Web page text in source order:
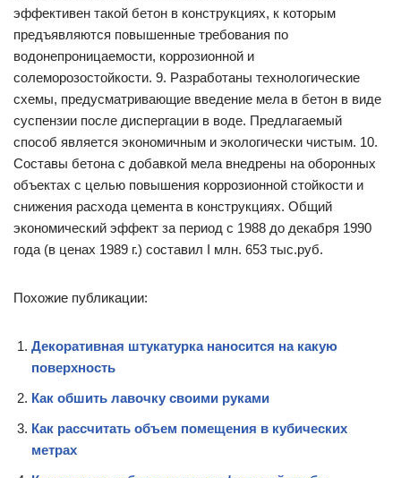
эффективен такой бетон в конструкциях, к которым
предъявляются повышенные требования по
водонепроницаемости, коррозионной и
солеморозостойкости. 9. Разработаны технологические
схемы, предусматривающие введение мела в бетон в виде
суспензии после диспергации в воде. Предлагаемый
способ является экономичным и экологически чистым. 10.
Составы бетона с добавкой мела внедрены на оборонных
объектах с целью повышения коррозионной стойкости и
снижения расхода цемента в конструкциях. Общий
экономический эффект за период с 1988 до декабря 1990
года (в ценах 1989 г.) составил I млн. 653 тыс.руб.
Похожие публикации:
Декоративная штукатурка наносится на какую
поверхность
Как обшить лавочку своими руками
Как рассчитать объем помещения в кубических
метрах